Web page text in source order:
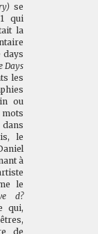
se
qui
la
days
Days
les
ou
le
à
le
d?
qui,
de